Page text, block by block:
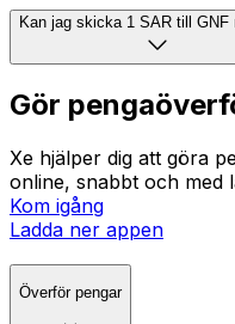
Kan jag skicka 1 SAR till GNF
Gör
Xe hjälper dig att göra
online, snabbt och med
Kom igång
Ladda ner appen
Överför pengar